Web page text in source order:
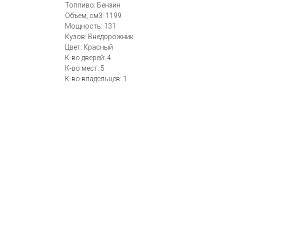
Топливо: Бензин
Объем, см3: 1199
Мощность: 131
Кузов: Внедорожник
Цвет: Красный
К-во дверей: 4
К-во мест: 5
К-во владельцев: 1